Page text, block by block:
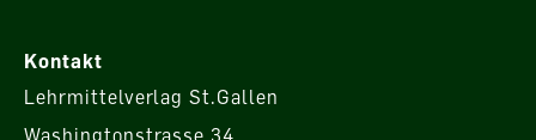
Kontakt
Lehrmittelverlag St.Gallen
Washingtonstrasse 34